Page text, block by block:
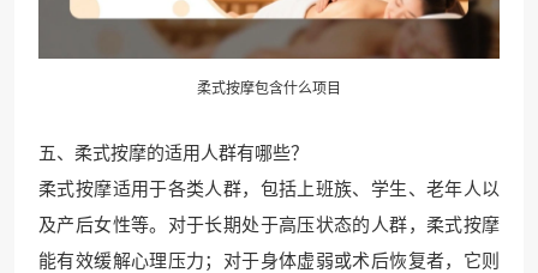
柔式按摩包含什么项目
五、柔式按摩的适用人群有哪些？
柔式按摩适用于各类人群，包括上班族、学生、老年人以
及产后女性等。对于长期处于高压状态的人群，柔式按摩
能有效缓解心理压力；对于身体虚弱或术后恢复者，它则